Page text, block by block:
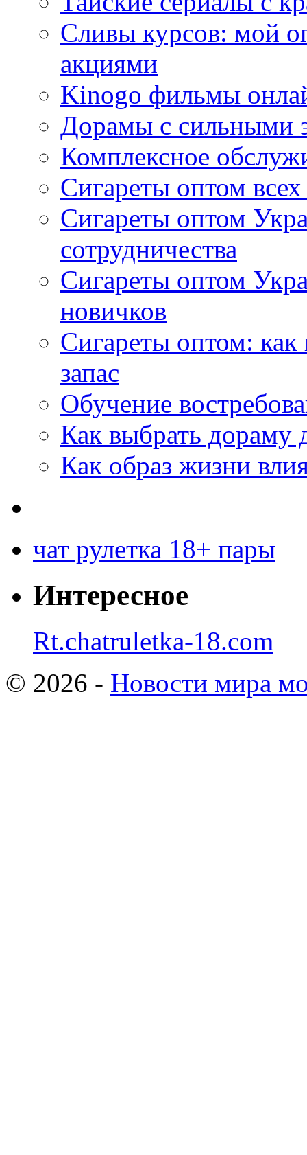
Сливы курсов: мой
акциями
Kinogo фильмы
Дорамы с сильными
Комплексное
Сигареты оптом
Сигареты оптом
сотрудничества
Сигареты оптом
новичков
Сигареты оптом:
запас
Обучение
Как выбрать дораму
Как образ жизни
чат рулетка 18+ пары
Интересное
Rt.chatruletka-18.com
© 2026 - Новости мира